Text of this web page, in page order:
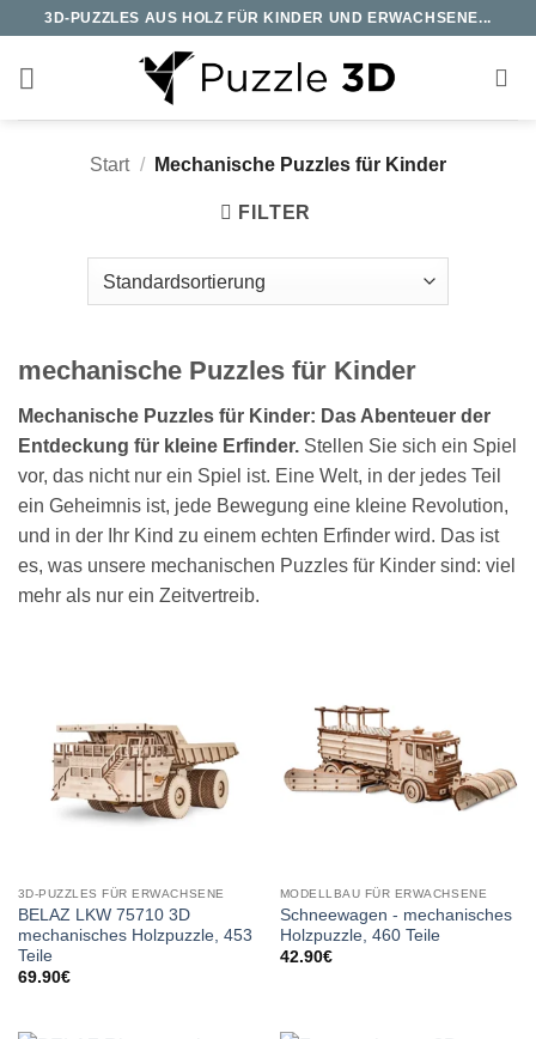
springen
3D-PUZZLES AUS HOLZ FÜR KINDER UND ERWACHSENE...
Start / Mechanische Puzzles für Kinder
FILTER
mechanische Puzzles für Kinder
Mechanische Puzzles für Kinder: Das Abenteuer der
Entdeckung für kleine Erfinder. Stellen Sie sich ein Spiel
vor, das nicht nur ein Spiel ist. Eine Welt, in der jedes Teil
ein Geheimnis ist, jede Bewegung eine kleine Revolution,
und in der Ihr Kind zu einem echten Erfinder wird. Das ist
es, was unsere mechanischen Puzzles für Kinder sind: viel
mehr als nur ein Zeitvertreib.
3D-PUZZLES FÜR ERWACHSENE
BELAZ LKW 75710 3D
mechanisches Holzpuzzle, 453
Teile
69.90€
MODELLBAU FÜR ERWACHSENE
Schneewagen - mechanisches
Holzpuzzle, 460 Teile
42.90€